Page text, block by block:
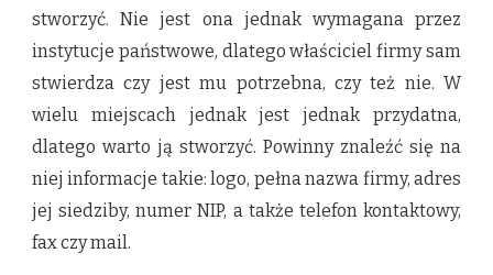
stworzyć. Nie jest ona jednak wymagana przez
instytucje państwowe, dlatego właściciel firmy sam
stwierdza czy jest mu potrzebna, czy też nie. W
wielu miejscach jednak jest jednak przydatna,
dlatego warto ją stworzyć. Powinny znaleźć się na
niej informacje takie: logo, pełna nazwa firmy, adres
jej siedziby, numer NIP, a także telefon kontaktowy,
fax czy mail.